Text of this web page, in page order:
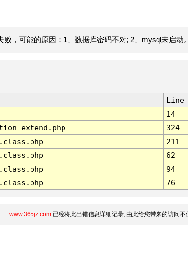
，可能的原因：1、数据库密码不对; 2、mysql未启动。
Line
14
324
211
62
94
76
www.365jz.com已经将此出错信息详细记录, 由此给您带来的访问不